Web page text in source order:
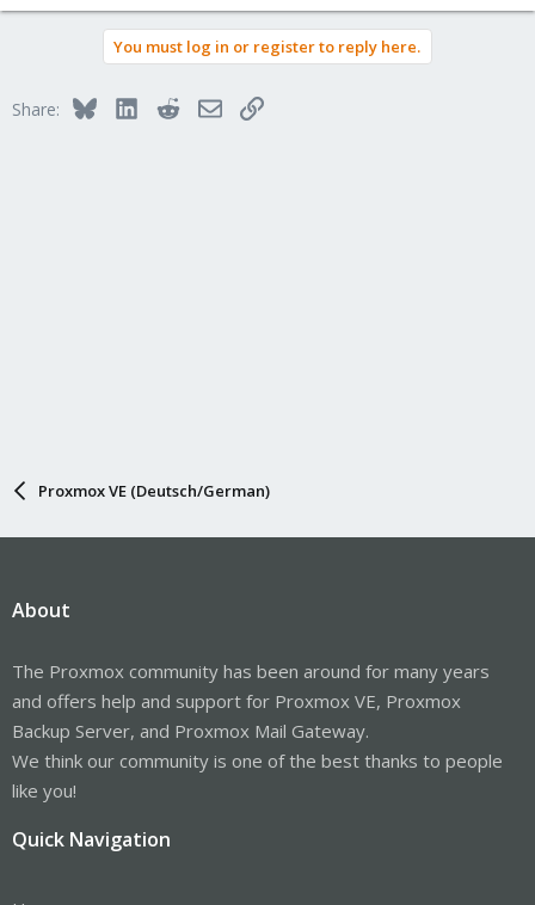
You must log in or register to reply here.
Share: BlueskyLinkedInRedditEmailLink
Proxmox VE (Deutsch/German)
About
The Proxmox community has been around for many years
and offers help and support for Proxmox VE, Proxmox
Backup Server, and Proxmox Mail Gateway.
We think our community is one of the best thanks to people
like you!
Quick Navigation